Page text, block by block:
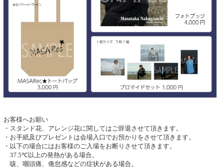
お客様へお願い
・スタンド花、アレンジ花に関してはご辞退させて頂きます。
・お手紙及びプレゼントは会場入口でお預かりをさせて頂きます。
・以下の場合にはお客様のご入場をお断りさせて頂きます。
37.5℃以上の発熱がある場合。
咳、咽頭痛、倦怠感などの症状がある場合。